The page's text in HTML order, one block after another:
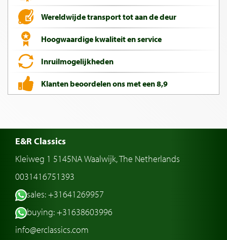
Wereldwijde transport tot aan de deur
Hoogwaardige kwaliteit en service
Inruilmogelijkheden
Klanten beoordelen ons met een 8,9
E&R Classics
Kleiweg 1 5145NA Waalwijk, The Netherlands
0031416751393
sales: +31641269957
buying: +31638603996
info@erclassics.com